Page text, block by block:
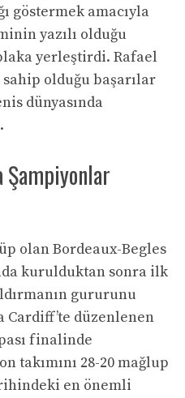
göstermek amacıyla
yazılı olduğu
yerleştirdi. Rafael
olduğu başarılar
dünyasında
Şampiyonlar
olan Bordeaux-Begles
kurulduktan sonra ilk
gururunu
Cardiff’te düzenlenen
finalinde
takımını 28-20 mağlup
en önemli